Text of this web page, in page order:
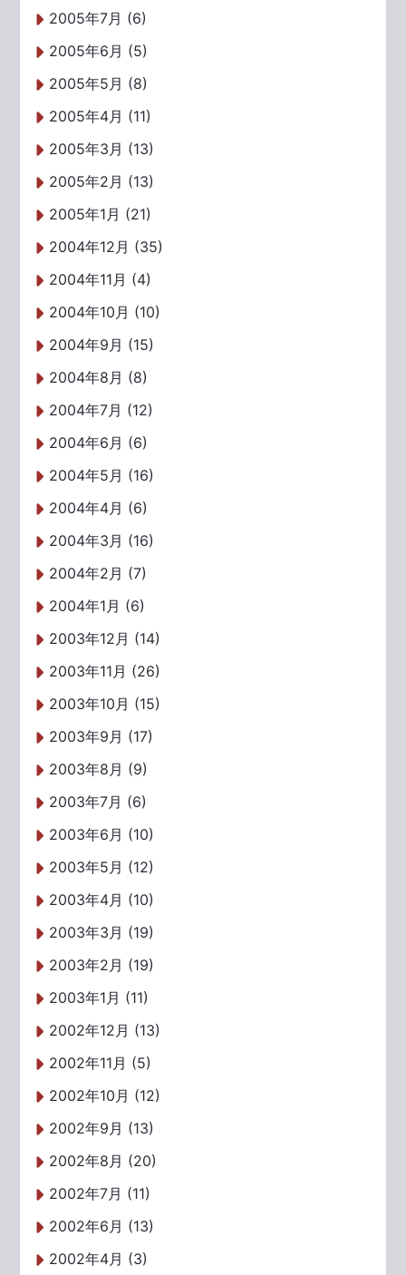
2005年7月 (6)
2005年6月 (5)
2005年5月 (8)
2005年4月 (11)
2005年3月 (13)
2005年2月 (13)
2005年1月 (21)
2004年12月 (35)
2004年11月 (4)
2004年10月 (10)
2004年9月 (15)
2004年8月 (8)
2004年7月 (12)
2004年6月 (6)
2004年5月 (16)
2004年4月 (6)
2004年3月 (16)
2004年2月 (7)
2004年1月 (6)
2003年12月 (14)
2003年11月 (26)
2003年10月 (15)
2003年9月 (17)
2003年8月 (9)
2003年7月 (6)
2003年6月 (10)
2003年5月 (12)
2003年4月 (10)
2003年3月 (19)
2003年2月 (19)
2003年1月 (11)
2002年12月 (13)
2002年11月 (5)
2002年10月 (12)
2002年9月 (13)
2002年8月 (20)
2002年7月 (11)
2002年6月 (13)
2002年4月 (3)